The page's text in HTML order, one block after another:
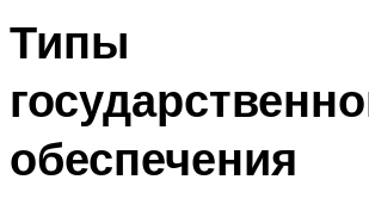
Типы
обеспечения